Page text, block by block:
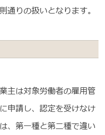
通りの扱いとなります。
主は対象労働者の雇用管
申請し、認定を受けなけ
、第一種と第二種で違い